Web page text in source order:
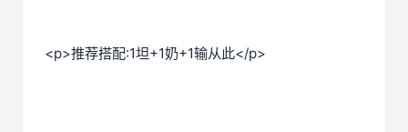
<p>推荐搭配:1坦+1奶+1输从此</p>